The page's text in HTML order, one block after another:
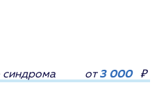
синдрома от3 000 ₽